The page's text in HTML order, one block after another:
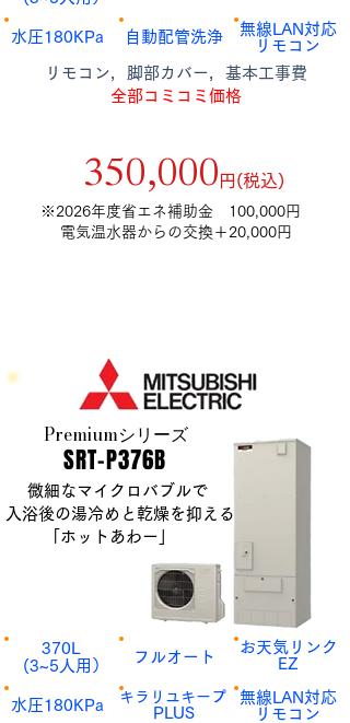
​水圧180KPa ​自動配管洗浄
​無線LAN対応
​リモコン
​リモコン，脚部カバー，基本工事費
全部コミコミ価格
​350,000 ​円(税込)
​※2026年度省エネ補助金 100,000円
電気温水器からの交換＋20,000円
​SRT-P376B
Premiumシリーズ
微細なマイクロバブルで
入浴後の湯冷めと乾燥を抑える
「ホットあわー」
​370L
​(3~5人用）
​フルオート
​お天気リンク​
​EZ
​水圧180KPa ​キラリユキープ
​PLUS
​無線LAN対応
​リモコン